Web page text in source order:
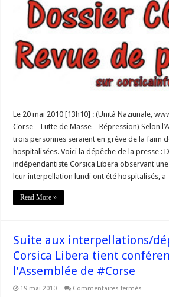
corses
en
garde
deux
pour
grève
de
la
revue
presse)
Le 20 mai 2010 [13h10] : (Unità Naziunale,
Corse – Lutte de Masse – Répression) Selon
trois personnes seraient en grève de la faim
hospitalisées. Voici la dépêche de la presse :
indépendantiste Corsica Libera observant
leur interpellation lundi ont été hospitalisés,
Read More »
Suite aux interpellations/
Corsica Libera tient
l’Assemblée de #Corse
19 mai 2010 Commentaires fermés